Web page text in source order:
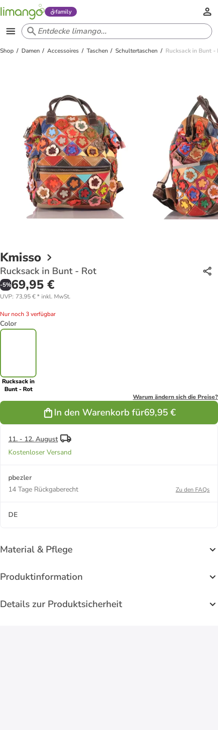
family
Shop Damen Accessoires Taschen Schultertaschen Rucksack in Bunt -
Kmisso
Rucksack in Bunt - Rot
-5%69,95 €
UVP: 73,95 €* inkl. MwSt.
Nur noch 3 verfügbar
Color
Rucksack in
Bunt - Rot
Warum ändern sich die Preise?
In den Warenkorb für69,95 €
11. - 12. August
Kostenloser Versand
pbezler
14 Tage Rückgaberecht
Zu den FAQs
DE
Material & Pflege
Produktinformation
Details zur Produktsicherheit